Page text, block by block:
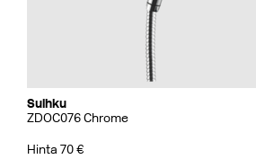
Suihku
ZDOC076 Chrome
Hinta 70 €